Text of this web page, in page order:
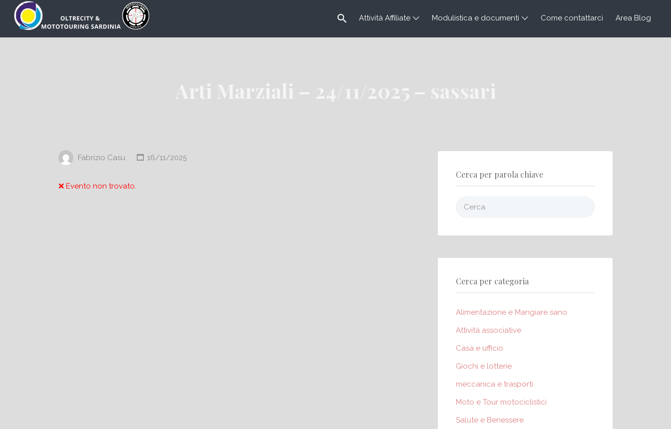
Attività Affiliate Modulistica e documenti Come contattarci Area Blog
Cerca:
Arti Marziali – 24/11/2025 – sassari
Fabrizio Casu 16/11/2025
❌ Evento non trovato.
Cerca per parola chiave
Cerca:
Cerca per categoria
Alimentazione e Mangiare sano
Attività associative
Casa e ufficio
Giochi e lotterie
meccanica e trasporti
Moto e Tour motociclistici
Salute e Benessere